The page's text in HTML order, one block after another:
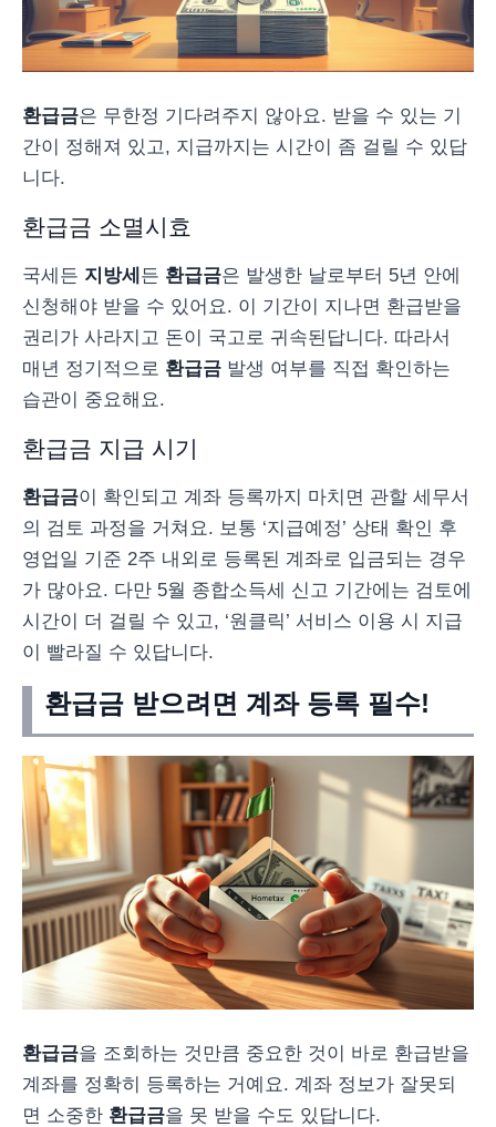
환급금은 무한정 기다려주지 않아요. 받을 수 있는 기
간이 정해져 있고, 지급까지는 시간이 좀 걸릴 수 있답
니다.
환급금 소멸시효
국세든 지방세 든 환급금은 발생한 날로부터 5년 안에
신청해야 받을 수 있어요. 이 기간이 지나면 환급받을
권리가 사라지고 돈이 국고로 귀속된답니다. 따라서
매년 정기적으로 환급금 발생 여부를 직접 확인하는
습관이 중요해요.
환급금 지급 시기
환급금이 확인되고 계좌 등록까지 마치면 관할 세무서
의 검토 과정을 거쳐요. 보통 ‘지급예정’ 상태 확인 후
영업일 기준 2주 내외로 등록된 계좌로 입금되는 경우
가 많아요. 다만 5월 종합소득세 신고 기간에는 검토에
시간이 더 걸릴 수 있고, ‘원클릭’ 서비스 이용 시 지급
이 빨라질 수 있답니다.
환급금 받으려면 계좌 등록 필수!
환급금을 조회하는 것만큼 중요한 것이 바로 환급받을
계좌를 정확히 등록하는 거예요. 계좌 정보가 잘못되
면 소중한 환급금을 못 받을 수도 있답니다.